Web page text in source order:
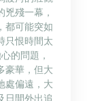
殘一幕，
都可能突如
只恨時間太
的問題，
豪華，但大
處偏遠，大
日間外出追